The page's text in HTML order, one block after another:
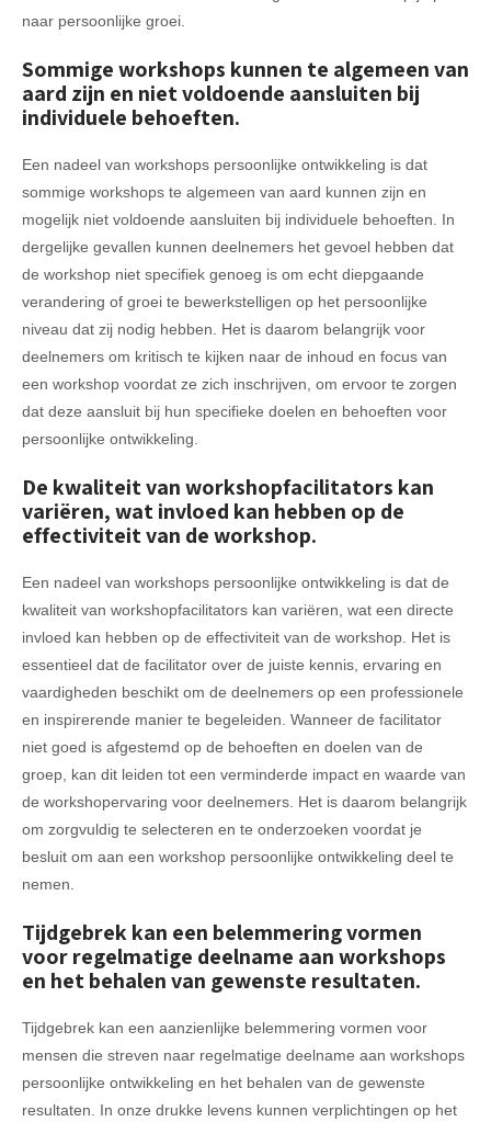
naar persoonlijke groei.
Sommige workshops kunnen te algemeen van
aard zijn en niet voldoende aansluiten bij
individuele behoeften.
Een nadeel van workshops persoonlijke ontwikkeling is dat
sommige workshops te algemeen van aard kunnen zijn en
mogelijk niet voldoende aansluiten bij individuele behoeften. In
dergelijke gevallen kunnen deelnemers het gevoel hebben dat
de workshop niet specifiek genoeg is om echt diepgaande
verandering of groei te bewerkstelligen op het persoonlijke
niveau dat zij nodig hebben. Het is daarom belangrijk voor
deelnemers om kritisch te kijken naar de inhoud en focus van
een workshop voordat ze zich inschrijven, om ervoor te zorgen
dat deze aansluit bij hun specifieke doelen en behoeften voor
persoonlijke ontwikkeling.
De kwaliteit van workshopfacilitators kan
variëren, wat invloed kan hebben op de
effectiviteit van de workshop.
Een nadeel van workshops persoonlijke ontwikkeling is dat de
kwaliteit van workshopfacilitators kan variëren, wat een directe
invloed kan hebben op de effectiviteit van de workshop. Het is
essentieel dat de facilitator over de juiste kennis, ervaring en
vaardigheden beschikt om de deelnemers op een professionele
en inspirerende manier te begeleiden. Wanneer de facilitator
niet goed is afgestemd op de behoeften en doelen van de
groep, kan dit leiden tot een verminderde impact en waarde van
de workshopervaring voor deelnemers. Het is daarom belangrijk
om zorgvuldig te selecteren en te onderzoeken voordat je
besluit om aan een workshop persoonlijke ontwikkeling deel te
nemen.
Tijdgebrek kan een belemmering vormen
voor regelmatige deelname aan workshops
en het behalen van gewenste resultaten.
Tijdgebrek kan een aanzienlijke belemmering vormen voor
mensen die streven naar regelmatige deelname aan workshops
persoonlijke ontwikkeling en het behalen van de gewenste
resultaten. In onze drukke levens kunnen verplichtingen op het